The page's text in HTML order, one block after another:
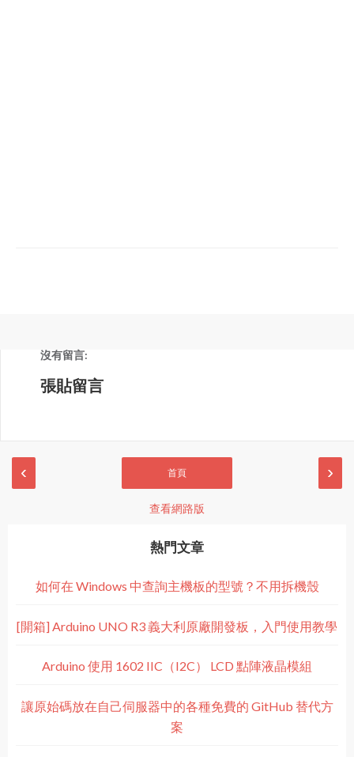
沒有留言:
張貼留言
‹ ›
首頁
查看網路版
熱門文章
如何在 Windows 中查詢主機板的型號？不用拆機殼
[開箱] Arduino UNO R3 義大利原廠開發板，入門使用教學
Arduino 使用 1602 IIC（I2C） LCD 點陣液晶模組
讓原始碼放在自己伺服器中的各種免費的 GitHub 替代方
案